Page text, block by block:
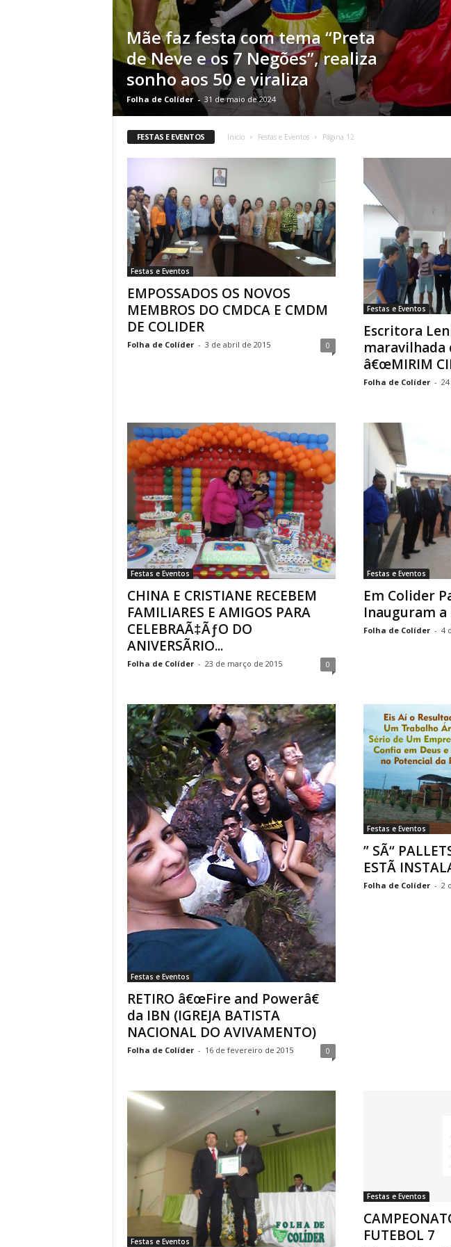
Mãe faz festa com tema “Preta
de Neve e os 7 Negões”, realiza
sonho aos 50 e viraliza
Folha de Colíder - 31 de maio de 2024
FESTAS E EVENTOS Início Festas e Eventos Página 12
Festas e Eventos
EMPOSSADOS OS NOVOS
MEMBROS DO CMDCA E CMDM
DE COLIDER
Folha de Colíder - 3 de abril de 2015 0
Festas e Eventos
Escritora
maravilhada
â€œMIRIM
Folha de Colíder -
Festas e Eventos
CHINA E CRISTIANE RECEBEM
FAMILIARES E AMIGOS PARA
CELEBRAÃ‡ÃƒO DO
ANIVERSÃRIO...
Folha de Colíder - 23 de março de 2015 0
Festas e Eventos
Em Colider
Inauguram a
Folha de Colíder - 4
Festas e Eventos
RETIRO â€œFire and Powerâ€
da IBN (IGREJA BATISTA
NACIONAL DO AVIVAMENTO)
Folha de Colíder - 16 de fevereiro de 2015 0
Festas e Eventos
” SÃ“
ESTÃ
Folha de Colíder - 2
Festas e Eventos
Festas e Eventos
FUTEBOL 7